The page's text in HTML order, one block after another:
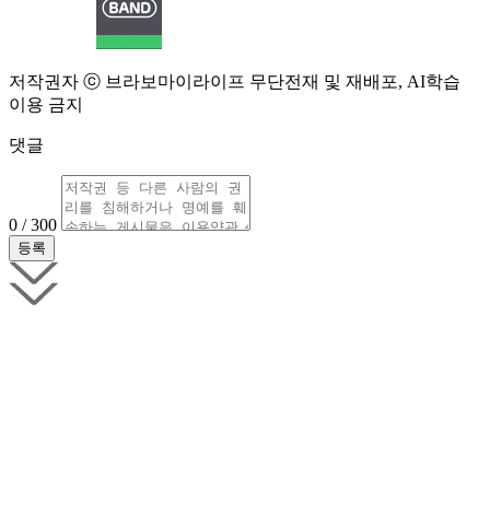
저작권자 ⓒ 브라보마이라이프 무단전재 및 재배포, AI학습
이용 금지
댓글
0 / 300